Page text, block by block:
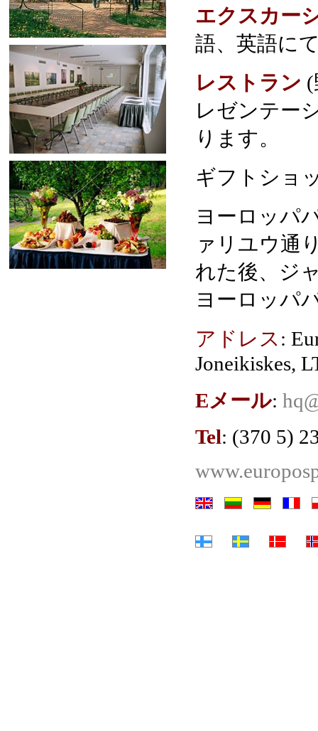
エクスカー
語、英語に
レストラン
レゼンテー
ります。
ギフトショ
ヨーロッパ
ァリユウ通
れた後、ジ
ヨーロッパ
アドレス :
Joneikiskes,
Eメール:
Tel: (370 5)